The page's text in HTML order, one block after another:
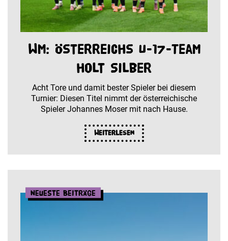
WM: Österreichs U-17-Team
holt Silber
Acht Tore und damit bester Spieler bei diesem
Turnier: Diesen Titel nimmt der österreichische
Spieler Johannes Moser mit nach Hause.
Weiterlesen
Neueste Beiträge